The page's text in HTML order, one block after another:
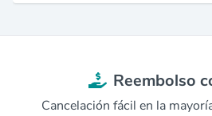
Reembolso
Cancelación fácil en la